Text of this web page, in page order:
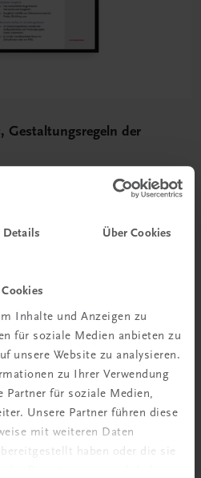
Details Über Cookies
Inhalte und Anzeigen zu
für soziale Medien anbieten zu
unsere Website zu analysieren.
zu Ihrer Verwendung
Partner für soziale Medien,
Unsere Partner führen diese
mit weiteren Daten
haben oder die sie
Gestaltungsregeln der